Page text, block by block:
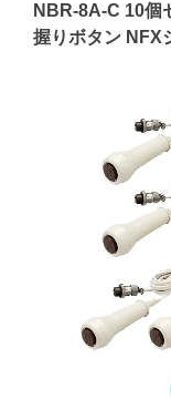
NBR-8A-C 10個
握りボタン NFX